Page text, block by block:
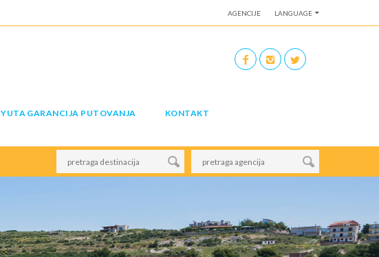
AGENCIJE LANGUAGE
YUTA GARANCIJA PUTOVANJA KONTAKT